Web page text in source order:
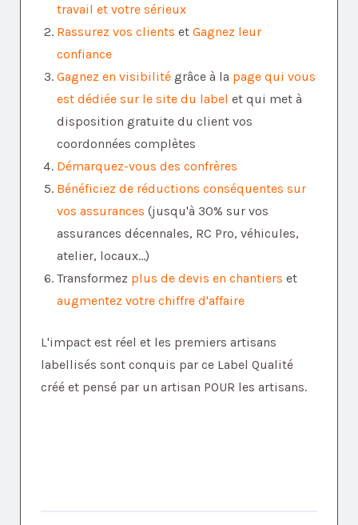
travail et votre sérieux
Rassurez vos clients et Gagnez leur
confiance
Gagnez en visibilité grâce à la page qui vous
est dédiée sur le site du label et qui met à
disposition gratuite du client vos
coordonnées complètes
Démarquez-vous des confrères
Bénéficiez de réductions conséquentes sur
vos assurances (jusqu'à 30% sur vos
assurances décennales, RC Pro, véhicules,
atelier, locaux...)
Transformez plus de devis en chantiers et
augmentez votre chiffre d'affaire
L'impact est réel et les premiers artisans
labellisés sont conquis par ce Label Qualité
créé et pensé par un artisan POUR les artisans.